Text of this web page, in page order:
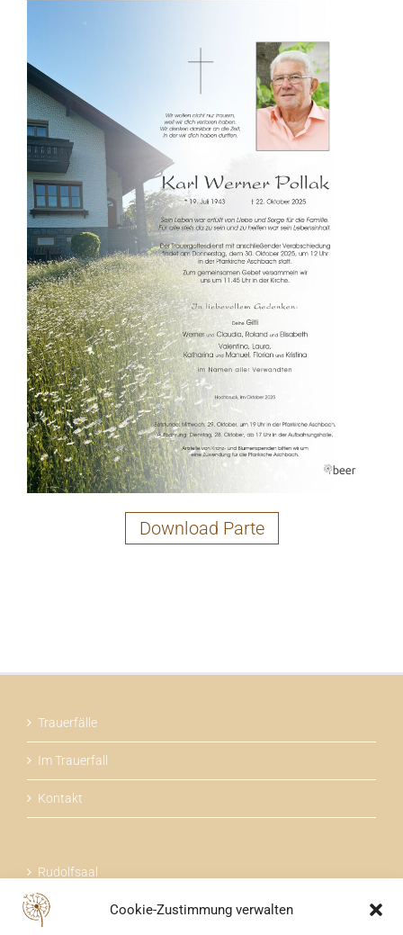
Cookie-Zustimmung verwalten
Download Parte
Trauerfälle
Im Trauerfall
Kontakt
Rudolfsaal
Über uns